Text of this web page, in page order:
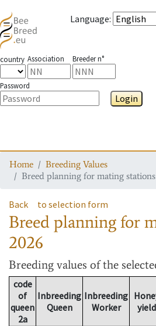
Language:
country Association Breeder n°
Password
Login
Home
Breeding Values
Breed planning for mating stations
Back to selection form
Breed planning for
2026
Breeding values of the
code
of
queen
2a
Inbreeding
Queen
Inbreeding
Worker
yield